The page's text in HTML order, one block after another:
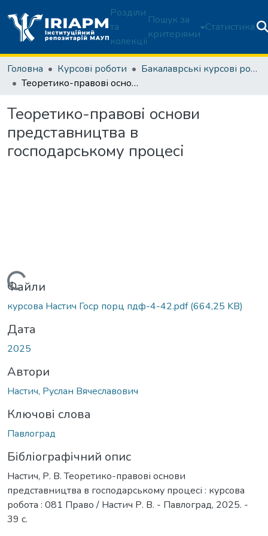
Розділи
та
колекції
Пошук за
критеріями
Статистика
Головна Курсові роботи
Бакалаврські курсові роботи
Теоретико-правові основи представництва в господарському процесі
Теоретико-правові основи
представництва в
господарському процесі
Вантажиться...
Файли
курсова Настич Госр порц пдф-4-42.pdf(664,25 KB)
Дата
2025
Автори
Настич, Руслан Вячеславович
Ключові слова
Павлоград
Бібліографічний опис
Настич, Р. В. Теоретико-правові основи
представництва в господарському процесі : курсова
робота : 081 Право / Настич Р. В. - Павлоград, 2025. -
39 с.